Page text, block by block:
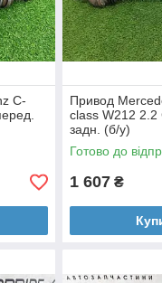
C-
Привод
class W212 2.2
задн. (б/у)
Готово до
1 607 ₴